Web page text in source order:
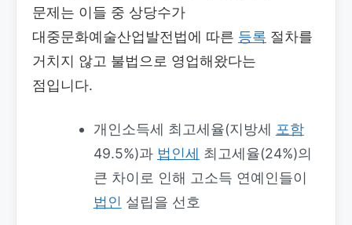
문제는 이들 중 상당수가
대중문화예술산업발전법에 따른 등록 절차를
거치지 않고 불법으로 영업해왔다는
점입니다.
개인소득세 최고세율(지방세 포함
49.5%)과 법인세 최고세율(24%)의
큰 차이로 인해 고소득 연예인들이
법인 설립을 선호